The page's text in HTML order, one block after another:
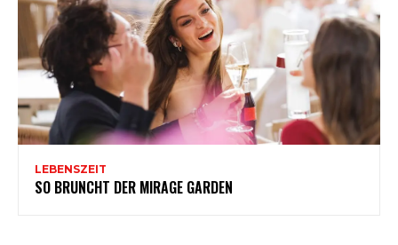
LEBENSZEIT
SO BRUNCHT DER MIRAGE GARDEN